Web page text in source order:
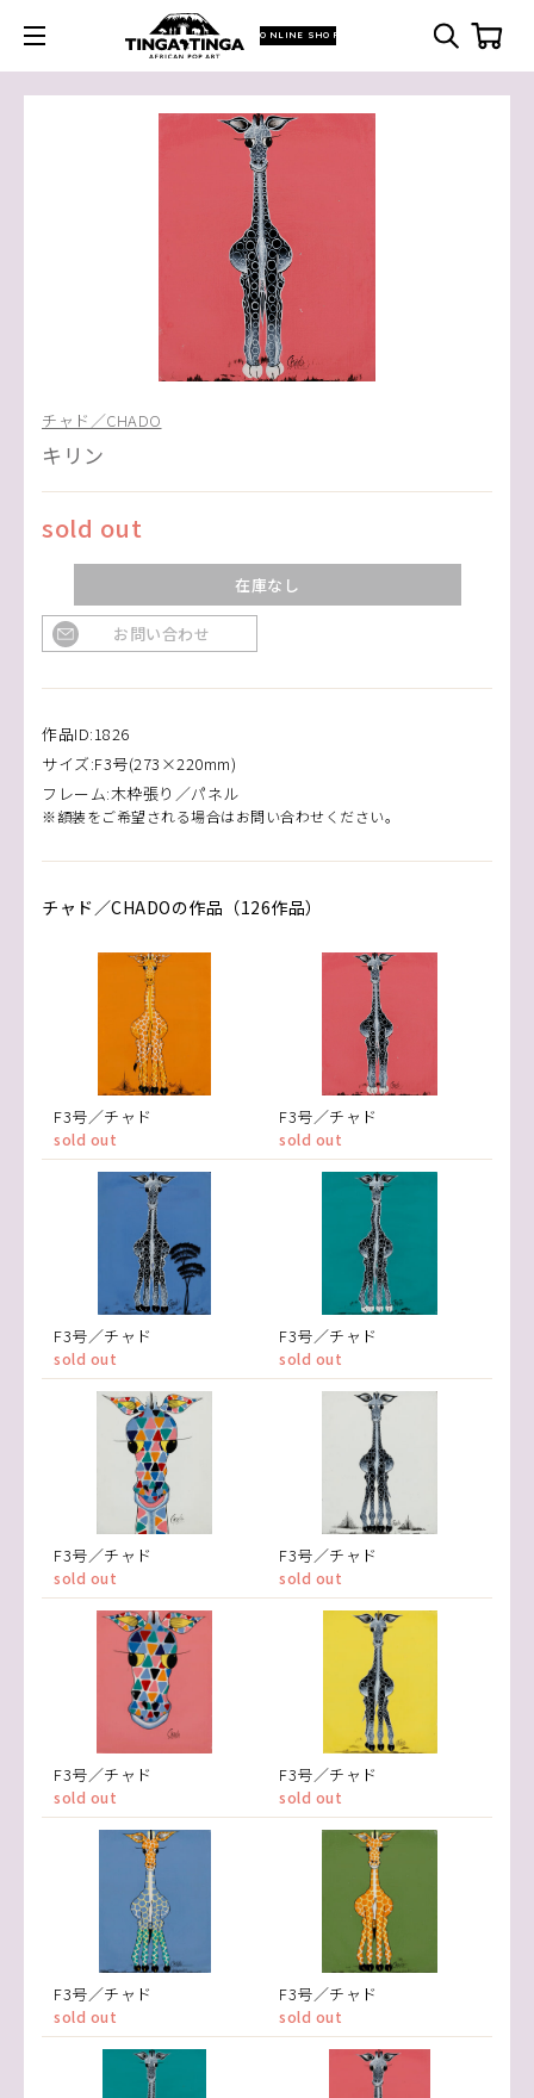
ONLINE SHOP
チャド／CHADO
キリン
sold out
在庫なし
お問い合わせ
作品ID:1826
サイズ:F3号(273×220mm)
フレーム:木枠張り／パネル
※額装をご希望される場合はお問い合わせください。
チャド／CHADOの作品（126作品）
F3号／チャド
sold out
F3号／チャド
sold out
F3号／チャド
sold out
F3号／チャド
sold out
F3号／チャド
sold out
F3号／チャド
sold out
F3号／チャド
sold out
F3号／チャド
sold out
F3号／チャド
sold out
F3号／チャド
sold out